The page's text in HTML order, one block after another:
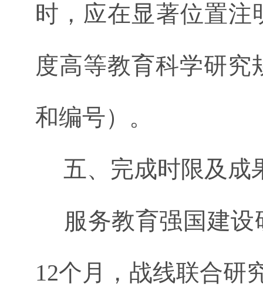
时，应在显著位置注
度高等教育科学研究
和编号）。
五、完成时限及成
服务教育强国建
12个月，战线联合研